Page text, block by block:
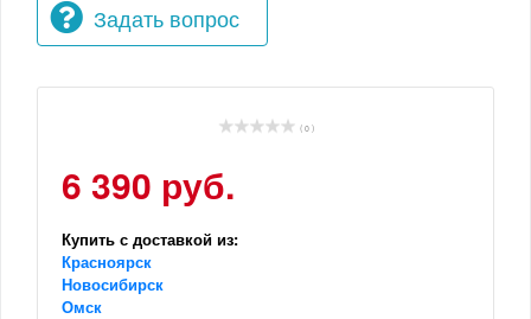
Задать вопрос
( 0 )
6 390 руб.
Купить с доставкой из:
Красноярск
Новосибирск
Омск